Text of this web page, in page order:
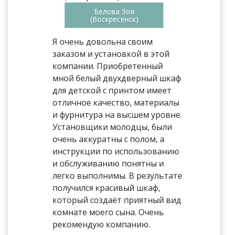
Белова Зоя
(Воскресенск)
Я очень довольна своим
заказом и установкой в этой
компании. Приобретенный
мной белый двухдверный шкаф
для детской с принтом имеет
отличное качество, материалы
и фурнитура на высшем уровне.
Установщики молодцы, были
очень аккуратны с полом, а
инструкции по использованию
и обслуживанию понятны и
легко выполнимы. В результате
получился красивый шкаф,
который создаёт приятный вид
комнате моего сына. Очень
рекомендую компанию.